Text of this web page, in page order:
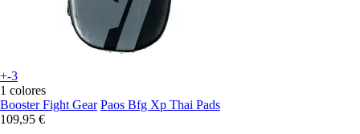
+-3
1 colores
Booster Fight Gear Paos Bfg Xp Thai Pads
109,95 €